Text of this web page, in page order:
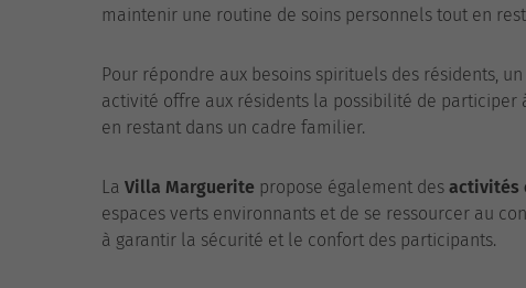
maintenir une routine de soins personnels tout en
Pour répondre aux besoins spirituels des résidents, un
activité offre aux résidents la possibilité de
en restant dans un cadre familier.
La Villa Marguerite propose également des activités
espaces verts environnants et de se ressourcer au
à garantir la sécurité et le confort des participants.